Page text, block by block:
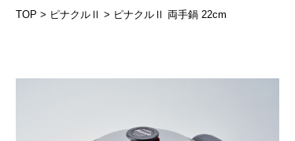
TOP > ピナクルⅡ > ピナクルⅡ 両手鍋 22cm